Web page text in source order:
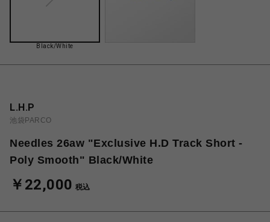
Black/White
L.H.P
池袋PARCO
Needles 26aw "Exclusive H.D Track Short -
Poly Smooth" Black/White
￥22,000 税込